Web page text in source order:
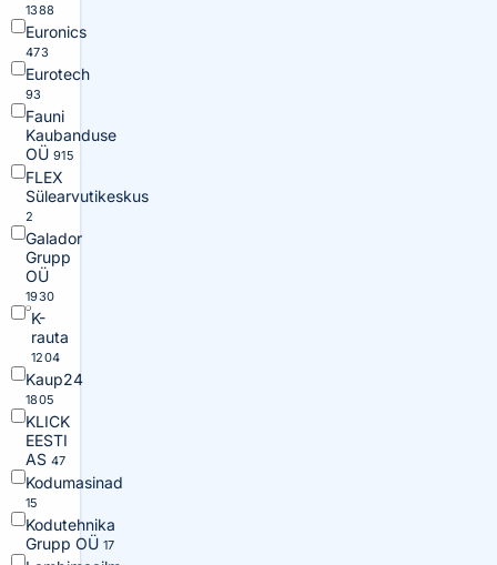
1388
Euronics
473
Eurotech
93
Fauni
Kaubanduse
OÜ 915
FLEX
Sülearvutikeskus
2
Galador
Grupp
OÜ
1930
K-
rauta
1204
Kaup24
1805
KLICK
EESTI
AS 47
Kodumasinad
15
Kodutehnika
Grupp OÜ 17